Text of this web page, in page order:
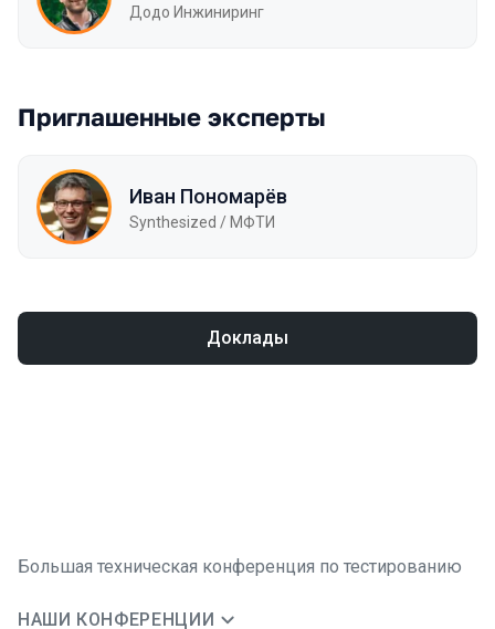
Додо Инжиниринг
Приглашенные эксперты
Иван Пономарёв
Synthesized / МФТИ
Доклады
Большая техническая конференция по тестированию
НАШИ КОНФЕРЕНЦИИ